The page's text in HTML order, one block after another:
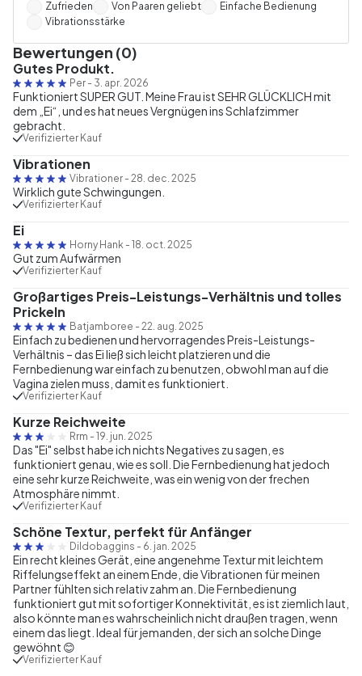
Zufrieden
Von Paaren geliebt
Einfache Bedienung
Vibrationsstärke
Bewertungen (0)
Gutes Produkt.
Per - 3. apr. 2026
Funktioniert SUPER GUT. Meine Frau ist SEHR GLÜCKLICH mit
dem „Ei“, und es hat neues Vergnügen ins Schlafzimmer
gebracht.
Verifizierter Kauf
Vibrationen
Vibrationer - 28. dec. 2025
Wirklich gute Schwingungen.
Verifizierter Kauf
Ei
Horny Hank - 18. oct. 2025
Gut zum Aufwärmen
Verifizierter Kauf
Großartiges Preis-Leistungs-Verhältnis und tolles
Prickeln
Batjamboree - 22. aug. 2025
Einfach zu bedienen und hervorragendes Preis-Leistungs-
Verhältnis – das Ei ließ sich leicht platzieren und die
Fernbedienung war einfach zu benutzen, obwohl man auf die
Vagina zielen muss, damit es funktioniert.
Verifizierter Kauf
Kurze Reichweite
Rrm - 19. jun. 2025
Das "Ei" selbst habe ich nichts Negatives zu sagen, es
funktioniert genau, wie es soll. Die Fernbedienung hat jedoch
eine sehr kurze Reichweite, was ein wenig von der frechen
Atmosphäre nimmt.
Verifizierter Kauf
Schöne Textur, perfekt für Anfänger
Dildobaggins - 6. jan. 2025
Ein recht kleines Gerät, eine angenehme Textur mit leichtem
Riffelungseffekt an einem Ende, die Vibrationen für meinen
Partner fühlten sich relativ zahm an. Die Fernbedienung
funktioniert gut mit sofortiger Konnektivität, es ist ziemlich laut,
also könnte man es wahrscheinlich nicht draußen tragen, wenn
einem das liegt. Ideal für jemanden, der sich an solche Dinge
gewöhnt 😊
Verifizierter Kauf